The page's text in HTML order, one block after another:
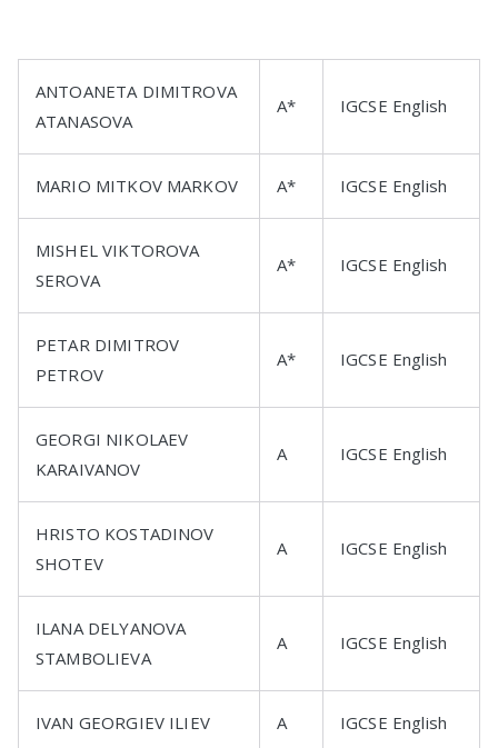
ANTOANETA DIMITROVA
ATANASOVA
A* IGCSE English
MARIO MITKOV MARKOV A* IGCSE English
MISHEL VIKTOROVA
SEROVA
A* IGCSE English
PETAR DIMITROV
PETROV
A* IGCSE English
GEORGI NIKOLAEV
KARAIVANOV
A IGCSE English
HRISTO KOSTADINOV
SHOTEV
A IGCSE English
ILANA DELYANOVA
STAMBOLIEVA
A IGCSE English
IVAN GEORGIEV ILIEV A IGCSE English